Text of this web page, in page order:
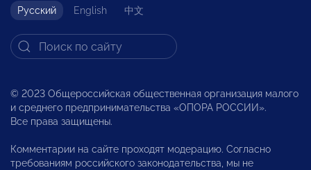
Русский English 中文
© 2023 Общероссийская общественная организация малого
и среднего предпринимательства «ОПОРА РОССИИ».
Все права защищены.
Комментарии на сайте проходят модерацию. Согласно
требованиям российского законодательства, мы не